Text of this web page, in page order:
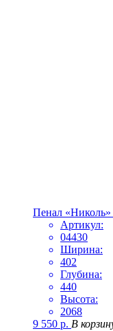
Пенал
Артикул:
04430
Ширина:
402
Глубина:
440
Высота:
2068
9 550 р. В